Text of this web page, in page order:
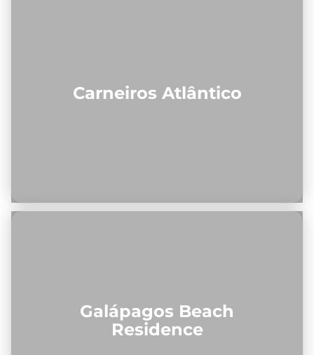
Carneiros Atlântico
Galápagos Beach
Residence